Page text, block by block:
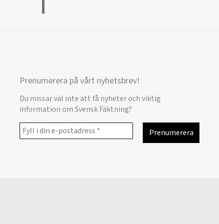
Prenumerera på vårt nyhetsbrev!
Du missar väl inte att få nyheter och viktig
information om Svensk Fäktning?